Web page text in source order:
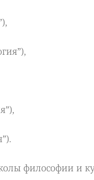
философии и